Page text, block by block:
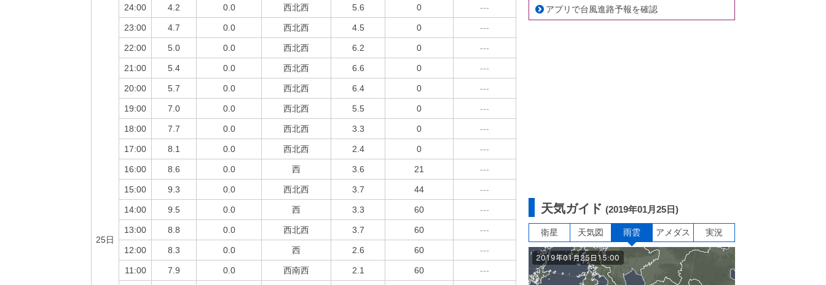
25日
24:00 4.2 0.0 西北西 5.6 0 ---
23:00 4.7 0.0 西北西 4.5 0 ---
22:00 5.0 0.0 西北西 6.2 0 ---
21:00 5.4 0.0 西北西 6.6 0 ---
20:00 5.7 0.0 西北西 6.4 0 ---
19:00 7.0 0.0 西北西 5.5 0 ---
18:00 7.7 0.0 西北西 3.3 0 ---
17:00 8.1 0.0 西北西 2.4 0 ---
16:00 8.6 0.0 西 3.6 21 ---
15:00 9.3 0.0 西北西 3.7 44 ---
14:00 9.5 0.0 西 3.3 60 ---
13:00 8.8 0.0 西北西 3.7 60 ---
12:00 8.3 0.0 西 2.6 60 ---
11:00 7.9 0.0 西南西 2.1 60 ---
アプリで台風進路予報を確認
天気ガイド (2019年01月25日)
衛星 天気図 雨雲 アメダス 実況